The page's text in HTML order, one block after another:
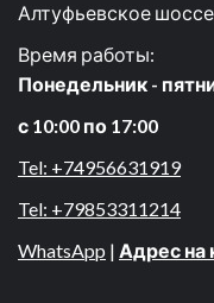
Алтуфьевское
Время работы:
Понедельник -
с 10:00 по 17:00
Tel: +74956631919
Tel: +79853311214
WhatsApp | Адрес на